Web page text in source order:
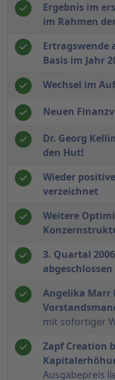
Ergebnis im
im Rahmen
Ertragswende
Basis im Jahr
Wechsel im
Neuen
Dr. Georg
den Hut!
Wieder
verzeichnet
Weitere
3. Quartal
abgeschlossen
Angelika Marr
mit sofortiger
Zapf Creation
Ausgabepreis